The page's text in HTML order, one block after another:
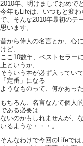
2010年、明けましておめで
今年もLifeは、いつもと変
で、そんな2010年最初のテ
思います。
昔から偉人の名言とか、心
けど、
ここ10数年、ベストセラー
上というか、
そういう本が必ず入ってい
「定番」になる
ようなものって、何かあっ
もちろん、名言なんて個人
である必要は
ないのかもしれませんが、
いるような・・・。
そんなわけで今回のLifeで